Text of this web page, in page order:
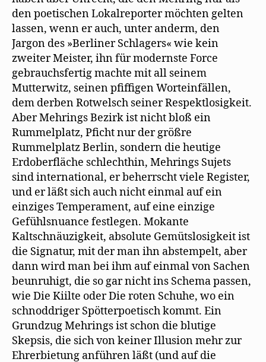
den poetischen Lokalreporter möchten gelten
lassen, wenn er auch, unter anderm, den
Jargon des »Berliner Schlagers« wie kein
zweiter Meister, ihn für modernste Force
gebrauchsfertig machte mit all seinem
Mutterwitz, seinen pfiffigen Worteinfällen,
dem derben Rotwelsch seiner Respektlosigkeit.
Aber Mehrings Bezirk ist nicht bloß ein
Rummelplatz, Pficht nur der größre
Rummelplatz Berlin, sondern die heutige
Erdoberfläche schlechthin, Mehrings Sujets
sind international, er beherrscht viele Register,
und er läßt sich auch nicht einmal auf ein
einziges Temperament, auf eine einzige
Gefühlsnuance festlegen. Mokante
Kaltschnäuzigkeit, absolute Gemütslosigkeit ist
die Signatur, mit der man ihn abstempelt, aber
dann wird man bei ihm auf einmal von Sachen
beunruhigt, die so gar nicht ins Schema passen,
wie Die Kiilte oder Die roten Schuhe, wo ein
schnoddriger Spötterpoetisch kommt. Ein
Grundzug Mehrings ist schon die blutige
Skepsis, die sich von keiner Illusion mehr zur
Ehrerbietung anführen läßt (und auf die